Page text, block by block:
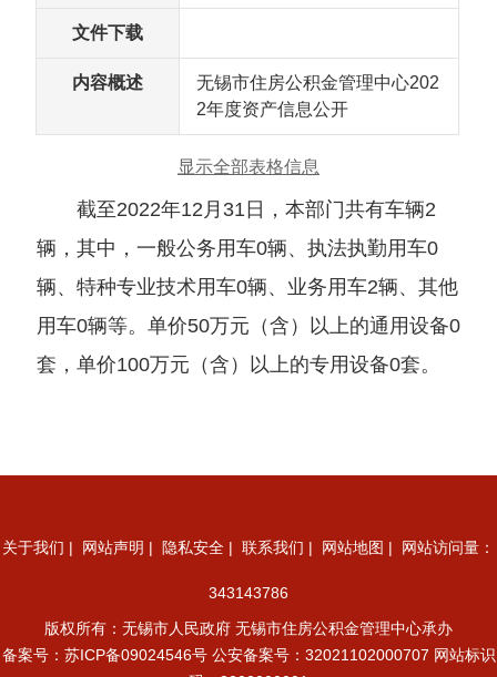
文件下载
内容概述
无锡市住房公积金管理中心202
2年度资产信息公开
显示全部表格信息
截至2022年12月31日，本部门共有车辆2
辆，其中，一般公务用车0辆、执法执勤用车0
辆、特种专业技术用车0辆、业务用车2辆、其他
用车0辆等。单价50万元（含）以上的通用设备0
套，单价100万元（含）以上的专用设备0套。
关于我们 网站声明 隐私安全 联系我们 网站地图 | 网站访问量：
343143786
版权所有：无锡市人民政府 无锡市住房公积金管理中心承办
备案号： 苏ICP备09024546号 公安备案号：32021102000707 网站标识